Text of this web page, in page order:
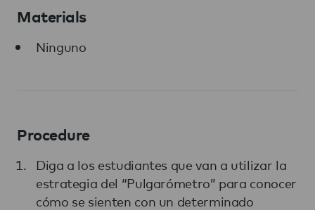
Materials
Ninguno
Procedure
Diga a los estudiantes que van a utilizar la
estrategia del “Pulgarómetro” para conocer
cómo se sienten con un determinado